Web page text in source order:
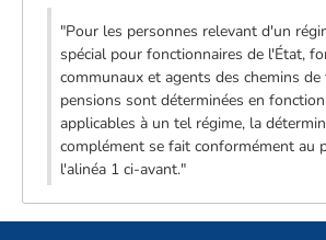
"Pour les personnes relevant d'un
spécial pour fonctionnaires de l'État,
communaux et agents des chemins
pensions sont déterminées en
applicables à un tel régime, la
complément se fait conformément au
l'alinéa 1 ci-avant."